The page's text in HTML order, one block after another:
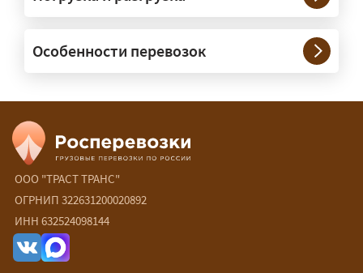
организуем. Потребность в машинах
прикрытия зависит от габаритов
груза и маршрута; это определяется
Сколько стоит перевозка
негабарита?
— От 60 ₽/км. Точная стоимость
рассчитывается индивидуально:
влияют габариты и вес груза,
Особенности перевозок
ООО "ТРАСТ ТРАНС"
ОГРНИП 322631200020892
ИНН 632524098144